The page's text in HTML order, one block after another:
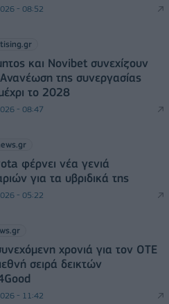
- 08:52
και Novibet συνεχίζουν
της συνεργασίας
το 2028
- 08:47
φέρνει νέα γενιά
για τα υβριδικά της
- 05:22
χρονιά για τον ΟΤΕ
σειρά δεικτών
- 11:42